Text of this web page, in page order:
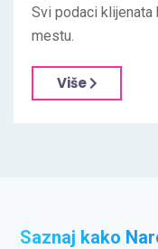
Svi podaci klijenata
mestu.
Više
Saznaj kako